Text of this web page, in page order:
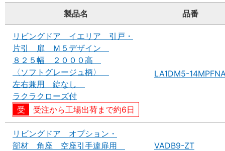
製品名 品番
リビングドア イエリア 引戸・
片引 扉 Ｍ５デザイン
８２５幅 ２０００高
〈ソフトグレージュ柄〉
左右兼用 錠なし
ラクラクローズ付
受注から工場出荷まで約6日
LA1DM5-
リビングドア オプション・
部材 角座 空座引手違扉用
VADB9-ZT